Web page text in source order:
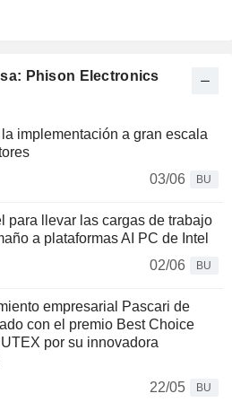
Phison Electronics
implementación a gran escala
03/06
BU
para llevar las cargas de trabajo
a plataformas AI PC de Intel
02/06
BU
empresarial Pascari de
con el premio Best Choice
por su innovadora
22/05
BU